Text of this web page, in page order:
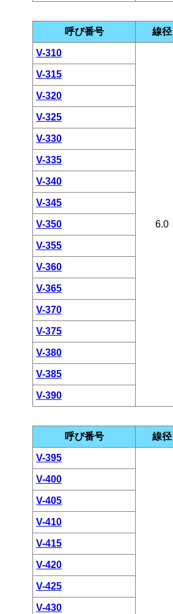
呼び番号 線径
V-310
6.0
V-315
V-320
V-325
V-330
V-335
V-340
V-345
V-350
V-355
V-360
V-365
V-370
V-375
V-380
V-385
V-390
呼び番号 線径
V-395
V-400
V-405
V-410
V-415
V-420
V-425
V-430